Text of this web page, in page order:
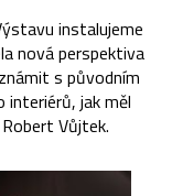
instalujeme
nová perspektiva
s původním
interiérů, jak měl
Vůjtek.